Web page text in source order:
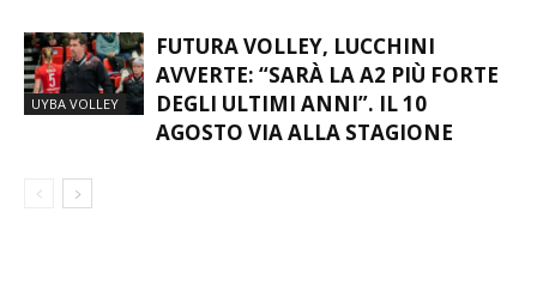
FUTURA VOLLEY, LUCCHINI
AVVERTE: “SARÀ LA A2 PIÙ FORTE
DEGLI ULTIMI ANNI”. IL 10